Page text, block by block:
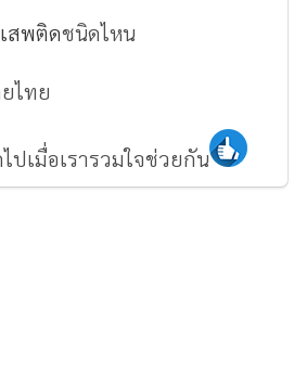
สพติดชนิดไหน
ไทย
ปเมื่อเรารวมใจช่วยกัน